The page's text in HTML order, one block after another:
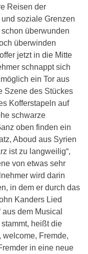
Reisen der
soziale Grenzen
überwunden
überwinden
jetzt in die Mitte
schnappt sich
ein Tor aus
Szene des Stückes
Kofferstapeln auf
schwarze
oben finden ein
Aboud aus Syrien
ist zu langweilig“,
von etwas sehr
wird darin
in dem er durch das
Kanders Lied
dem Musical
stammt, heißt die
welcome, Fremde,
in eine neue